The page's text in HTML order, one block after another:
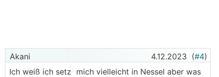
Akani 4.12.2023 (#4)
Ich weiß ich setz mich vielleicht in Nessel aber was